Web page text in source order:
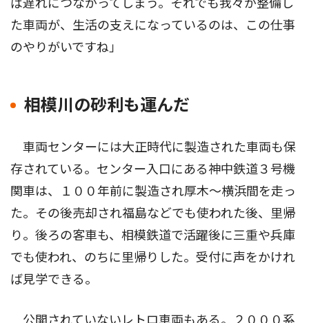
た車両が、生活の支えになっているのは、この仕事
のやりがいですね」
相模川の砂利も運んだ
車両センターには大正時代に製造された車両も保
存されている。センター入口にある神中鉄道３号機
関車は、１００年前に製造され厚木〜横浜間を走っ
た。その後売却され福島などでも使われた後、里帰
り。後ろの客車も、相模鉄道で活躍後に三重や兵庫
でも使われ、のちに里帰りした。受付に声をかけれ
ば見学できる。
公開されていないレトロ車両もある。２０００系